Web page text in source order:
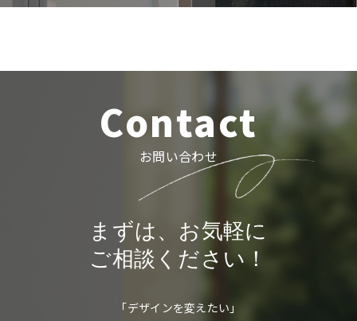
Contact
お問い合わせ
まずは、お気軽に
ご相談ください！
「デザインを変えたい」